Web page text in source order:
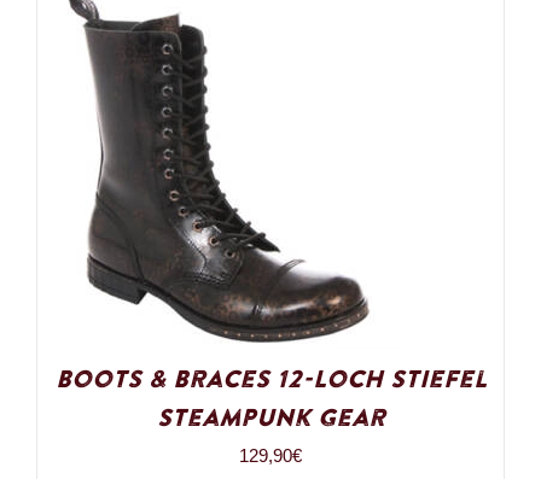
Boots & Braces 12-Loch Stiefel
Steampunk Gear
129,90€